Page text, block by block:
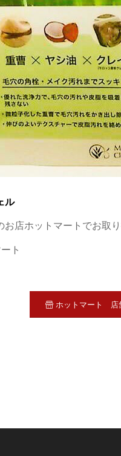
ル
店ホットマートでお取
ト
ホットマート 店